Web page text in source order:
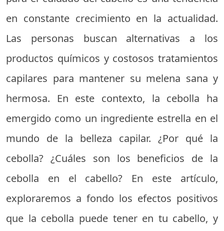
en constante crecimiento en la actualidad.
Las personas buscan alternativas a los
productos químicos y costosos tratamientos
capilares para mantener su melena sana y
hermosa. En este contexto, la cebolla ha
emergido como un ingrediente estrella en el
mundo de la belleza capilar. ¿Por qué la
cebolla? ¿Cuáles son los beneficios de la
cebolla en el cabello? En este artículo,
exploraremos a fondo los efectos positivos
que la cebolla puede tener en tu cabello, y